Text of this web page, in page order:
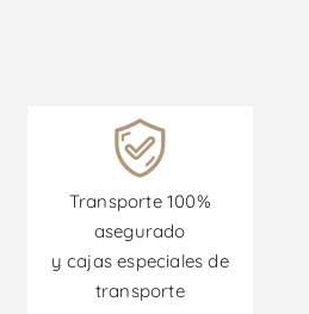
Transporte 100%
asegurado
y cajas especiales de
transporte